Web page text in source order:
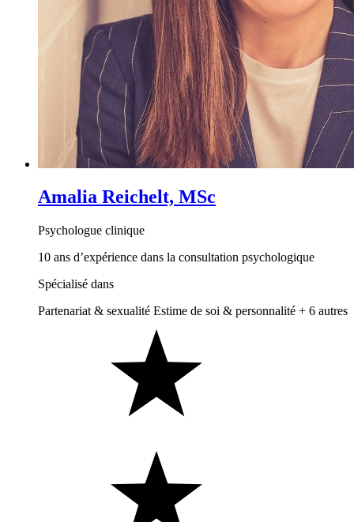
Amalia Reichelt, MSc
Psychologue clinique
10 ans d’expérience dans la consultation psychologique
Spécialisé dans
Partenariat & sexualité Estime de soi & personnalité + 6 autres